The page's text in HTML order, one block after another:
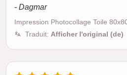
- Dagmar
Impression Photocollage Toile
Traduit: Afficher l'original (de)